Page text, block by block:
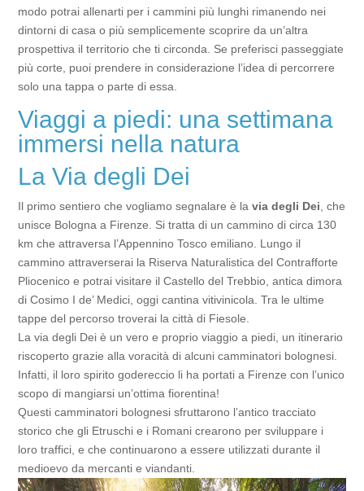
modo potrai allenarti per i cammini più lunghi rimanendo nei
dintorni di casa o più semplicemente scoprire da un’altra
prospettiva il territorio che ti circonda. Se preferisci passeggiate
più corte, puoi prendere in considerazione l’idea di percorrere
solo una tappa o parte di essa.
Viaggi a piedi: una settimana
immersi nella natura
La Via degli Dei
Il primo sentiero che vogliamo segnalare è la via degli Dei , che
unisce Bologna a Firenze. Si tratta di un cammino di circa 130
km che attraversa l’Appennino Tosco emiliano. Lungo il
cammino attraverserai la Riserva Naturalistica del Contrafforte
Pliocenico e potrai visitare il Castello del Trebbio, antica dimora
di Cosimo I de’ Medici, oggi cantina vitivinicola. Tra le ultime
tappe del percorso troverai la città di Fiesole.
La via degli Dei è un vero e proprio viaggio a piedi, un itinerario
riscoperto grazie alla voracità di alcuni camminatori bolognesi.
Infatti, il loro spirito godereccio li ha portati a Firenze con l’unico
scopo di mangiarsi un’ottima fiorentina!
Questi camminatori bolognesi sfruttarono l’antico tracciato
storico che gli Etruschi e i Romani crearono per sviluppare i
loro traffici, e che continuarono a essere utilizzati durante il
medioevo da mercanti e viandanti.